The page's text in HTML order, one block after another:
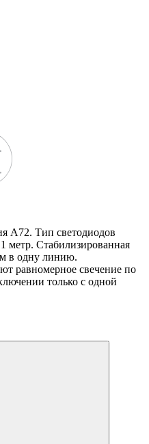
A72. Тип светодиодов
метр. Стабилизированная
в одну линию.
равномерное свечение по
только с одной